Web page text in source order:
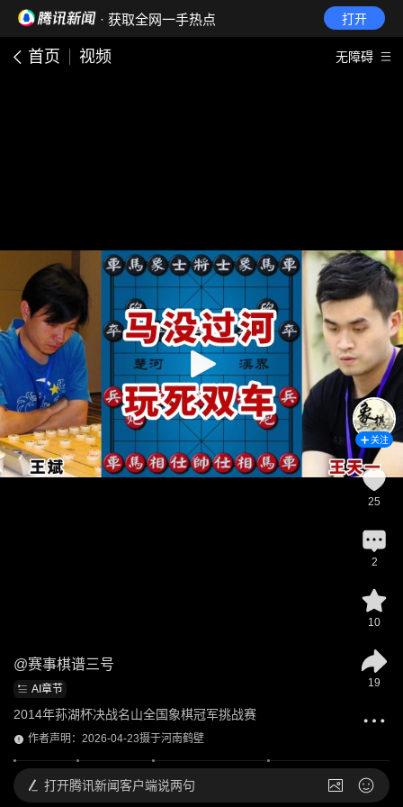
· 获取全网一手热点 打开
首页 视频 无障碍
@赛事棋谱三号
AI章节
2014年荪湖杯决战名山全国象棋冠军挑战赛
作者声明：2026-04-23摄于河南鹤壁
关注
25
2
10
19
打开腾讯新闻客户端说两句